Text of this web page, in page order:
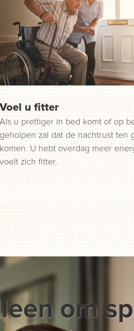
Voel u fitter
Als u prettiger in bed komt of op
geholpen zal dat de nachtrust ten
komen. U hebt overdag meer
voelt zich fitter.
om